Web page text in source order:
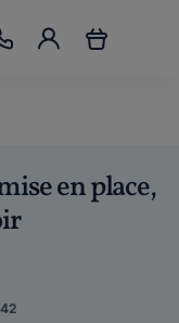
en place,